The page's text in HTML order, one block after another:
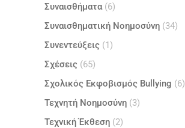
Συναισθήματα(6)
Συναισθηματική Νοημοσύνη (34)
Συνεντεύξεις (1)
Σχέσεις (65)
Σχολικός Εκφοβισμός Bullying (6)
Τεχνητή Νοημοσύνη (3)
Τεχνική Έκθεση (2)